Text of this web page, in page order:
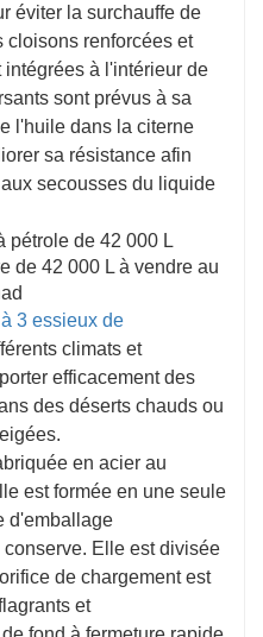
éviter la surchauffe de
cloisons renforcées et
à l'intérieur de
sont prévus à sa
l'huile dans la citerne
sa résistance afin
secousses du liquide
de 42 000 L à vendre au
3 essieux de
climats et
efficacement des
des déserts chauds ou
en acier au
est formée en une seule
d'emballage
Elle est divisée
de chargement est
et